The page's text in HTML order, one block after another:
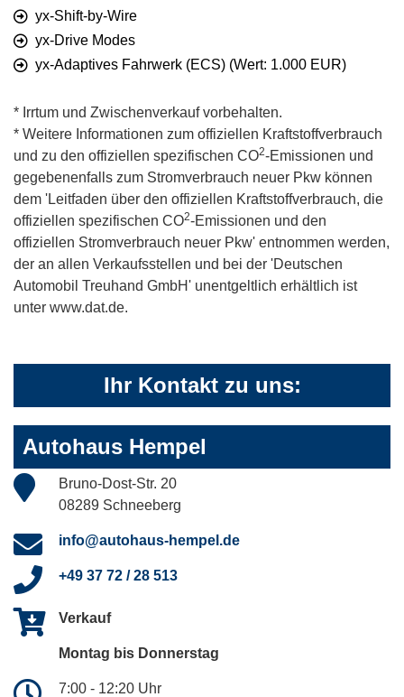
yx-Shift-by-Wire
yx-Drive Modes
yx-Adaptives Fahrwerk (ECS) (Wert: 1.000 EUR)
* Irrtum und Zwischenverkauf vorbehalten.
* Weitere Informationen zum offiziellen Kraftstoffverbrauch
und zu den offiziellen spezifischen CO2-Emissionen und
gegebenenfalls zum Stromverbrauch neuer Pkw können
dem 'Leitfaden über den offiziellen Kraftstoffverbrauch, die
offiziellen spezifischen CO2-Emissionen und den
offiziellen Stromverbrauch neuer Pkw' entnommen werden,
der an allen Verkaufsstellen und bei der 'Deutschen
Automobil Treuhand GmbH' unentgeltlich erhältlich ist
unter www.dat.de.
Ihr Kontakt zu uns:
Autohaus Hempel
Bruno-Dost-Str. 20
08289 Schneeberg
info@autohaus-hempel.de
+49 37 72 / 28 513
Verkauf
Montag bis Donnerstag
7:00 - 12:20 Uhr